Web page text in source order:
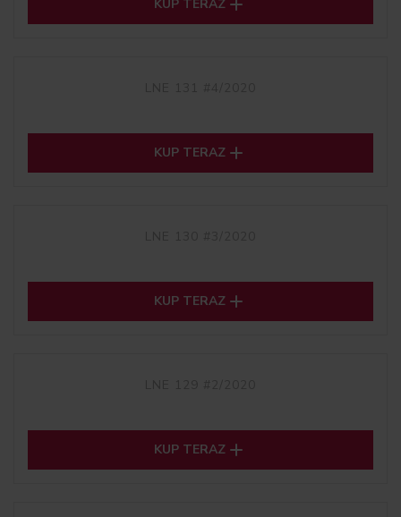
KUP TERAZ
KUP TERAZ 
KUP TERAZ 
KUP TERAZ 